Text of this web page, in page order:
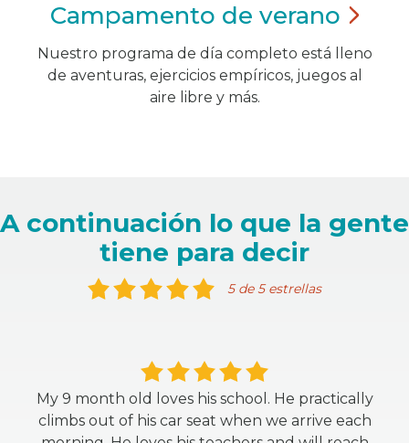
Campamento de verano
Nuestro programa de día completo está lleno
de aventuras, ejercicios empíricos, juegos al
aire libre y más.
A continuación lo que la gente
tiene para decir
5 de 5 estrellas
My 9 month old loves his school. He practically
climbs out of his car seat when we arrive each